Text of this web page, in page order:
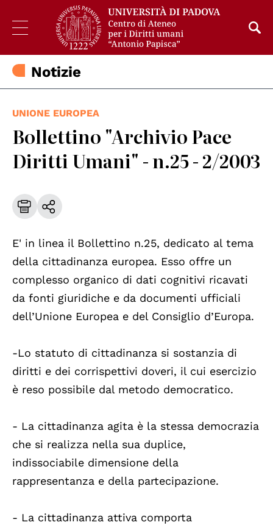
Notizie
UNIONE EUROPEA
Bollettino "Archivio Pace
Diritti Umani" - n.25 - 2/2003
E' in linea il Bollettino n.25, dedicato al tema
della cittadinanza europea. Esso offre un
complesso organico di dati cognitivi ricavati
da fonti giuridiche e da documenti ufficiali
dell’Unione Europea e del Consiglio d’Europa.
-Lo statuto di cittadinanza si sostanzia di
diritti e dei corrispettivi doveri, il cui esercizio
è reso possibile dal metodo democratico.
- La cittadinanza agita è la stessa democrazia
che si realizza nella sua duplice,
indissociabile dimensione della
rappresentanza e della partecipazione.
- La cittadinanza attiva comporta